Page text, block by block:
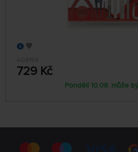
AG9159
729 Kč
Pondělí 10.08. může